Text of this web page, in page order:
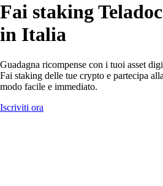
Fai staking
in Italia
Guadagna ricompense con i tuoi asset
Fai staking delle tue crypto e partecipa
modo facile e immediato.
Iscriviti ora